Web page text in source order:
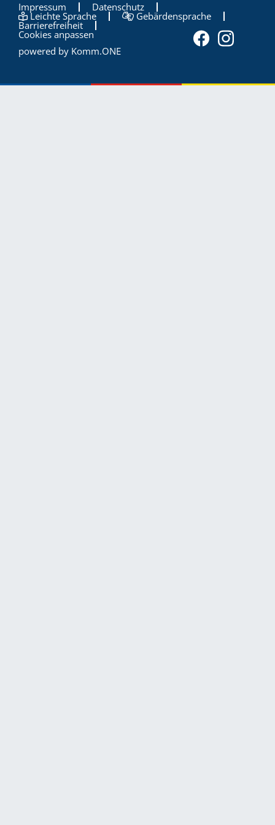
Impressum Datenschutz
Leichte Sprache Gebärdensprache
Barrierefreiheit
Cookies anpassen
powered by Komm.ONE